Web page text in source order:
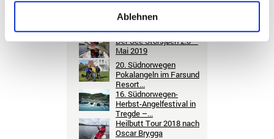
Ablehnen
17. Südnorwegen-
Herbst-Angelfestival in
Tregde –...
Der See Storsjøen 2.0 –
Mai 2019
20. Südnorwegen
Pokalangeln im Farsund
Resort...
16. Südnorwegen-
Herbst-Angelfestival in
Tregde –...
Heilbutt Tour 2018 nach
Oscar Brygga